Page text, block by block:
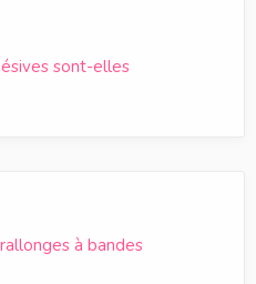
sont-elles
à bandes